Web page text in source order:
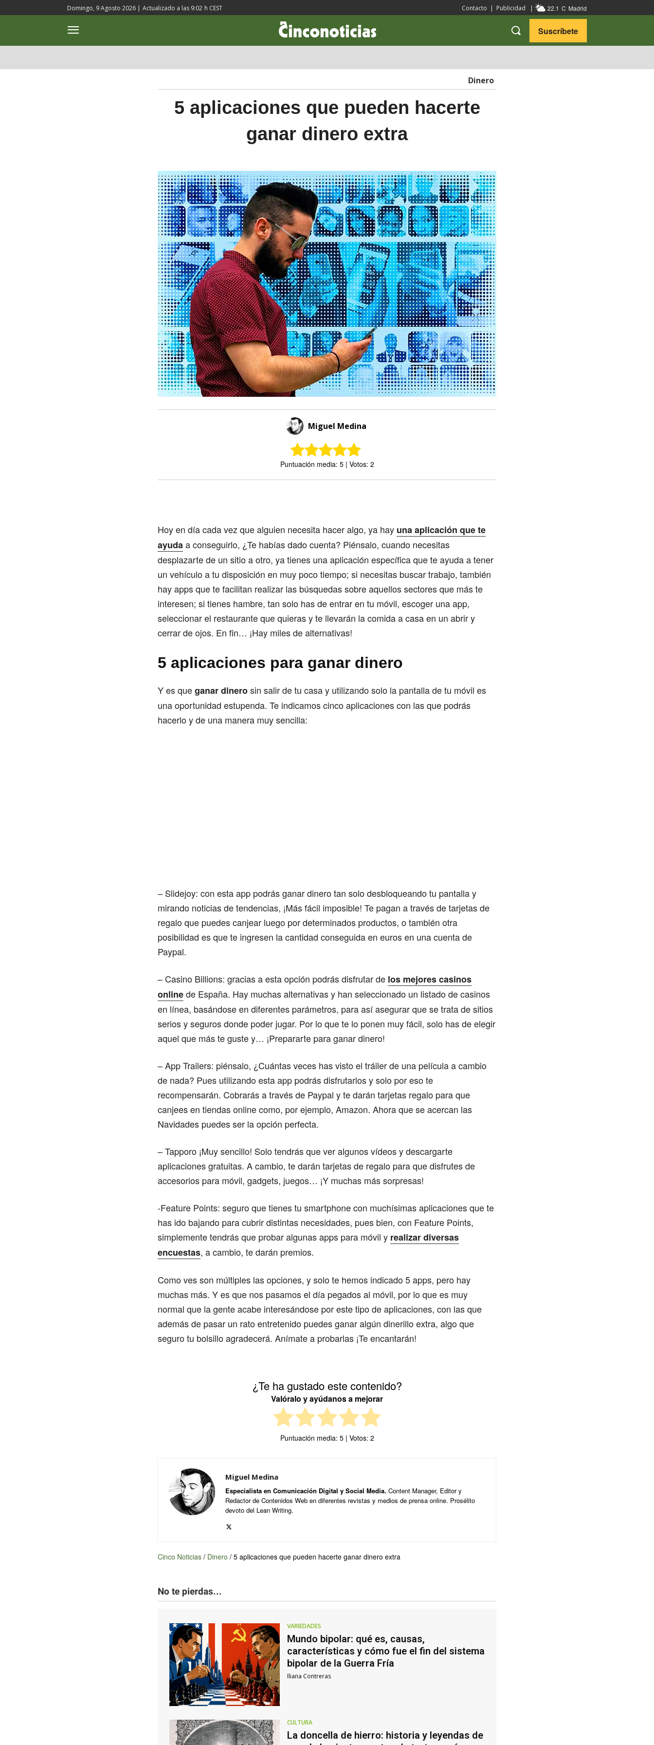
Domingo, 9 Agosto 2026 | Actualizado a las 9:02 h CEST Contacto | Publicidad | 22.1 C Madrid
Suscríbete
Dinero
5 aplicaciones que pueden hacerte
ganar dinero extra
Miguel Medina
Puntuación media: 5 | Votos: 2
Hoy en día cada vez que alguien necesita hacer algo, ya hay una aplicación que te
ayudaa conseguirlo, ¿Te habías dado cuenta? Piénsalo, cuando necesitas
desplazarte de un sitio a otro, ya tienes una aplicación específica que te ayuda a tener
un vehículo a tu disposición en muy poco tiempo; si necesitas buscar trabajo, también
hay apps que te facilitan realizar las búsquedas sobre aquellos sectores que más te
interesen; si tienes hambre, tan solo has de entrar en tu móvil, escoger una app,
seleccionar el restaurante que quieras y te llevarán la comida a casa en un abrir y
cerrar de ojos. En fin… ¡Hay miles de alternativas!
5 aplicaciones para ganar dinero
Y es queganar dinerosin salir de tu casa y utilizando solo la pantalla de tu móvil es
una oportunidad estupenda. Te indicamos cinco aplicaciones con las que podrás
hacerlo y de una manera muy sencilla:
– Slidejoy: con esta app podrás ganar dinero tan solo desbloqueando tu pantalla y
mirando noticias de tendencias, ¡Más fácil imposible! Te pagan a través de tarjetas de
regalo que puedes canjear luego por determinados productos, o también otra
posibilidad es que te ingresen la cantidad conseguida en euros en una cuenta de
Paypal.
– Casino Billions: gracias a esta opción podrás disfrutar de los mejores casinos
onlinede España. Hay muchas alternativas y han seleccionado un listado de casinos
en línea, basándose en diferentes parámetros, para así asegurar que se trata de sitios
serios y seguros donde poder jugar. Por lo que te lo ponen muy fácil, solo has de elegir
aquel que más te guste y… ¡Prepararte para ganar dinero!
– App Trailers: piénsalo, ¿Cuántas veces has visto el tráiler de una película a cambio
de nada? Pues utilizando esta app podrás disfrutarlos y solo por eso te
recompensarán. Cobrarás a través de Paypal y te darán tarjetas regalo para que
canjees en tiendas online como, por ejemplo, Amazon. Ahora que se acercan las
Navidades puedes ser la opción perfecta.
– Tapporo ¡Muy sencillo! Solo tendrás que ver algunos vídeos y descargarte
aplicaciones gratuitas. A cambio, te darán tarjetas de regalo para que disfrutes de
accesorios para móvil, gadgets, juegos… ¡Y muchas más sorpresas!
-Feature Points: seguro que tienes tu smartphone con muchísimas aplicaciones que te
has ido bajando para cubrir distintas necesidades, pues bien, con Feature Points,
simplemente tendrás que probar algunas apps para móvil y realizar diversas
encuestas, a cambio, te darán premios.
Como ves son múltiples las opciones, y solo te hemos indicado 5 apps, pero hay
muchas más. Y es que nos pasamos el día pegados al móvil, por lo que es muy
normal que la gente acabe interesándose por este tipo de aplicaciones, con las que
además de pasar un rato entretenido puedes ganar algún dinerillo extra, algo que
seguro tu bolsillo agradecerá. Anímate a probarlas ¡Te encantarán!
¿Te ha gustado este contenido?
Valóralo y ayúdanos a mejorar
Puntuación media: 5| Votos: 2
Miguel Medina
Especialista en Comunicación Digital y Social Media. Content Manager, Editor y
Redactor de Contenidos Web en diferentes revistas y medios de prensa online. Prosélito
devoto del Lean Writing.
Cinco Noticias / Dinero / 5 aplicaciones que pueden hacerte ganar dinero extra
No te pierdas...
VARIEDADES
Mundo bipolar: qué es, causas,
características y cómo fue el fin del sistema
bipolar de la Guerra Fría
Iliana Contreras
CULTURA
La doncella de hierro: historia y leyendas de